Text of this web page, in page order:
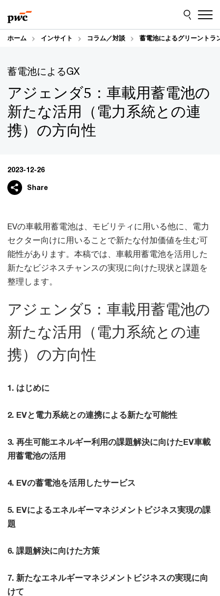
to
content
to
footer
ホーム インサイト コラム／対談 蓄電池によるグリーント
蓄電池によるGX
アジェンダ5：車載用蓄電池の
新たな活用（電力系統との連
携）の方向性
2023-12-26
Share
EVの車載用蓄電池は、モビリティに用いる他に、電力
セクター向けに用いることで新たな付加価値を生む可
能性があります。本稿では、車載用蓄電池を活用した
新たなビジネスチャンスの実現に向けた現状と課題を
整理します。
アジェンダ5：車載用蓄電池の
新たな活用（電力系統との連
携）の方向性
1. はじめに
2. EVと電力系統との連携による新たな可能性
3. 再生可能エネルギー利用の課題解決に向けたEV車載
用蓄電池の活用
4. EVの蓄電池を活用したサービス
5. EVによるエネルギーマネジメントビジネス実現の課
題
6. 課題解決に向けた方策
7. 新たなエネルギーマネジメントビジネスの実現に向
けて